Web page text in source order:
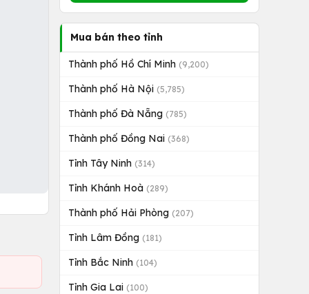
Mua bán theo tỉnh
Thành phố Hồ Chí Minh (9,200)
Thành phố Hà Nội (5,785)
Thành phố Đà Nẵng (785)
Thành phố Đồng Nai (368)
Tỉnh Tây Ninh (314)
Tỉnh Khánh Hoà (289)
Thành phố Hải Phòng (207)
Tỉnh Lâm Đồng (181)
Tỉnh Bắc Ninh (104)
Tỉnh Gia Lai (100)